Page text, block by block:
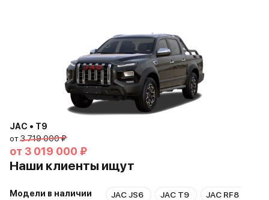
JAC • T9
от3 719 000 ₽
от 3 019 000 ₽
Наши клиенты ищут
Модели в наличии JAC JS6 JAC T9 JAC RF8